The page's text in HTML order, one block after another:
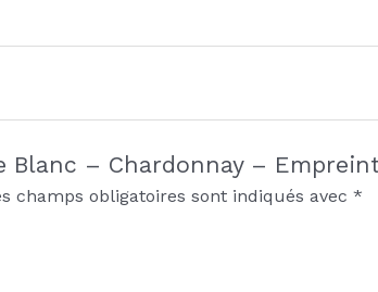
Blanc – Chardonnay –
champs obligatoires sont indiqués avec*